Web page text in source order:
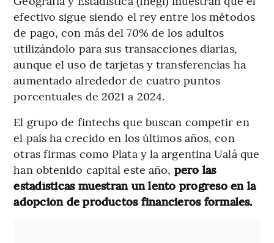
efectivo sigue siendo el rey entre los métodos
de pago, con más del 70% de los adultos
utilizándolo para sus transacciones diarias,
aunque el uso de tarjetas y transferencias ha
aumentado alrededor de cuatro puntos
porcentuales de 2021 a 2024.
El grupo de fintechs que buscan competir en
el país ha crecido en los últimos años, con
otras firmas como Plata y la argentina Ualá que
han obtenido capital este año, pero las
estadísticas muestran un lento progreso en la
adopción de productos financieros formales.